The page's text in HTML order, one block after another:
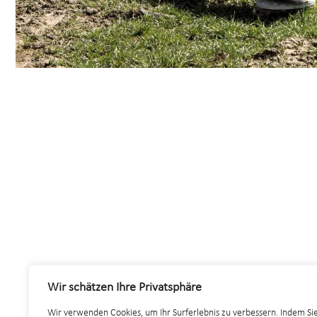
Wir schätzen Ihre Privatsphäre
Wir verwenden Cookies, um Ihr Surferlebnis zu verbessern. Indem